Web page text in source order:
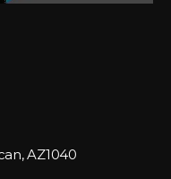
AZ1040